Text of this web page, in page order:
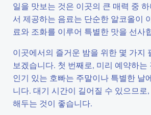
일을 맛보는 것은 이곳의 큰 매력 중
서 제공하는 음료는 단순한 알코올이
료와 조화를 이루어 특별한 맛을 선사
이곳에서의 즐거운 밤을 위한 몇 가지
보겠습니다. 첫 번째로, 미리 예약하는
인기 있는 호빠는 주말이나 특별한 날
니다. 대기 시간이 길어질 수 있으므로
해두는 것이 좋습니다.